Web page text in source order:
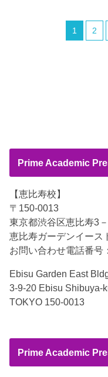
1 2
Prime Academic
【恵比寿校】
〒150-0013
東京都渋谷区恵比寿3
恵比寿ガーデンイース
お問い合わせ電話番号
Ebisu Garden East
3-9-20 Ebisu Shibuya-
TOKYO 150-0013
Prime Academic